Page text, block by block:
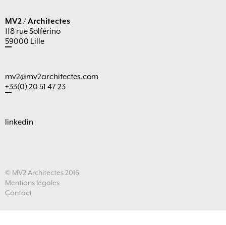
MV2 / Architectes
118 rue Solférino
59000 Lille
mv2@mv2architectes.com
+33(0) 20 51 47 23
linkedin
© MV2 Architectes 2016
Mentions légales
Contact